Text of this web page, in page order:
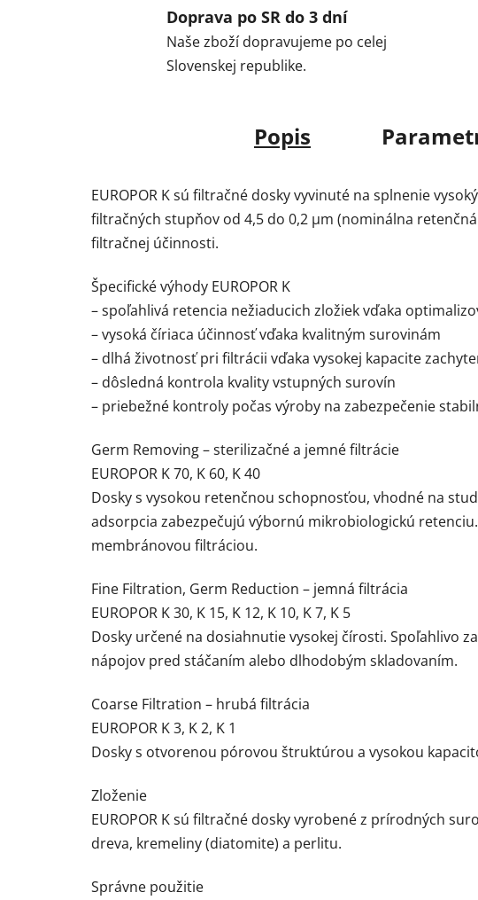
Doprava po SR do 3 dní
Naše zboží dopravujeme po celej
Slovenskej republike.
Popis
EUROPOR K sú filtračné dosky vyvinuté na splnenie
filtračných stupňov od 4,5 do 0,2 µm (nominálna
filtračnej účinnosti.
Špecifické výhody EUROPOR K
– spoľahlivá retencia nežiaducich zložiek vďaka
– vysoká číriaca účinnosť vďaka kvalitným surovinám
– dlhá životnosť pri filtrácii vďaka vysokej kapacite
– dôsledná kontrola kvality vstupných surovín
– priebežné kontroly počas výroby na zabezpečenie
Germ Removing – sterilizačné a jemné filtrácie
EUROPOR K 70, K 60, K 40
Dosky s vysokou retenčnou schopnosťou, vhodné na
adsorpcia zabezpečujú výbornú mikrobiologickú
membránovou filtráciou.
Fine Filtration, Germ Reduction – jemná filtrácia
EUROPOR K 30, K 15, K 12, K 10, K 7, K 5
Dosky určené na dosiahnutie vysokej čírosti. Spoľahlivo
nápojov pred stáčaním alebo dlhodobým skladovaním.
Coarse Filtration – hrubá filtrácia
EUROPOR K 3, K 2, K 1
Dosky s otvorenou pórovou štruktúrou a vysokou
Zloženie
EUROPOR K sú filtračné dosky vyrobené z prírodných
dreva, kremeliny (diatomite) a perlitu.
Správne použitie